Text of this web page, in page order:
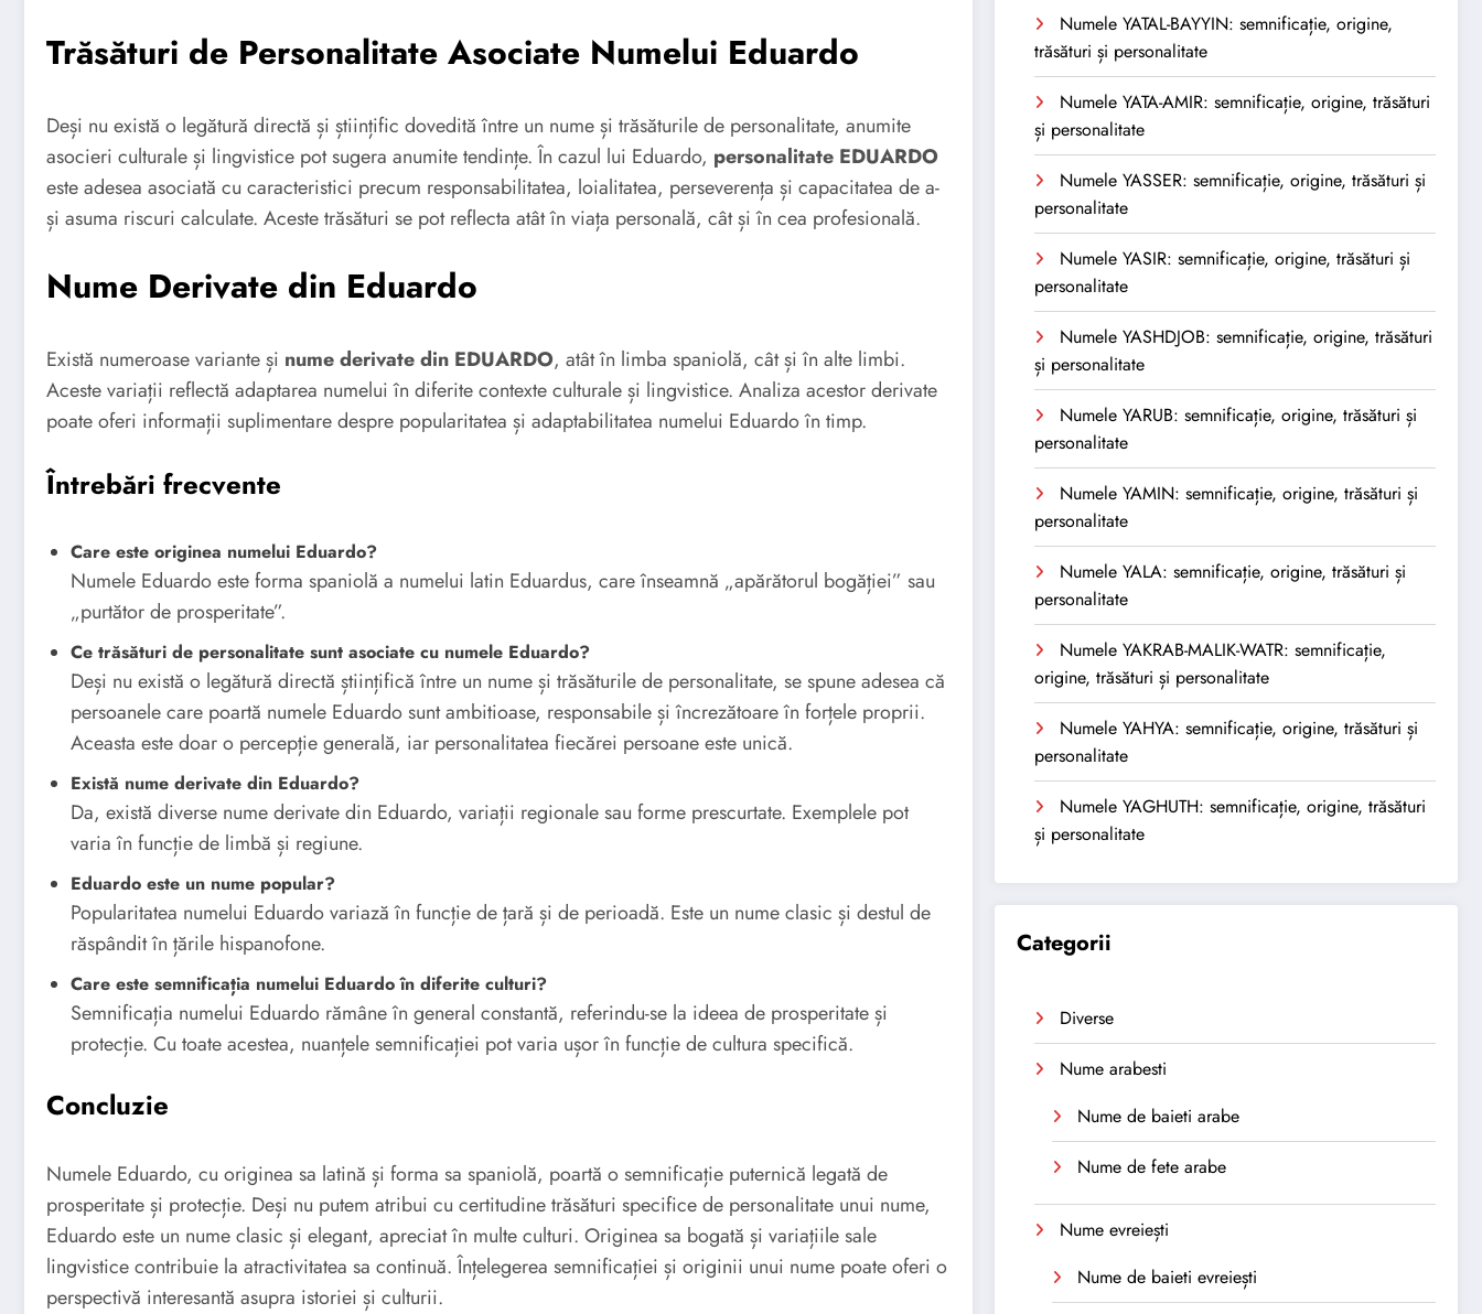
Trăsături de Personalitate Asociate Numelui Eduardo
Deși nu există o legătură directă și științific dovedită între un nume și trăsăturile de personalitate, anumite
asocieri culturale și lingvistice pot sugera anumite tendințe. În cazul lui Eduardo, personalitate EDUARDO
este adesea asociată cu caracteristici precum responsabilitatea, loialitatea, perseverența și capacitatea de a-
și asuma riscuri calculate. Aceste trăsături se pot reflecta atât în viața personală, cât și în cea profesională.
Nume Derivate din Eduardo
Există numeroase variante și nume derivate din EDUARDO, atât în limba spaniolă, cât și în alte limbi.
Aceste variații reflectă adaptarea numelui în diferite contexte culturale și lingvistice. Analiza acestor derivate
poate oferi informații suplimentare despre popularitatea și adaptabilitatea numelui Eduardo în timp.
Întrebări frecvente
Care este originea numelui Eduardo?
Numele Eduardo este forma spaniolă a numelui latin Eduardus, care înseamnă „apărătorul bogăției” sau
„purtător de prosperitate”.
Ce trăsături de personalitate sunt asociate cu numele Eduardo?
Deși nu există o legătură directă științifică între un nume și trăsăturile de personalitate, se spune adesea că
persoanele care poartă numele Eduardo sunt ambitioase, responsabile și încrezătoare în forțele proprii.
Aceasta este doar o percepție generală, iar personalitatea fiecărei persoane este unică.
Există nume derivate din Eduardo?
Da, există diverse nume derivate din Eduardo, variații regionale sau forme prescurtate. Exemplele pot
varia în funcție de limbă și regiune.
Eduardo este un nume popular?
Popularitatea numelui Eduardo variază în funcție de țară și de perioadă. Este un nume clasic și destul de
răspândit în țările hispanofone.
Care este semnificația numelui Eduardo în diferite culturi?
Semnificația numelui Eduardo rămâne în general constantă, referindu-se la ideea de prosperitate și
protecție. Cu toate acestea, nuanțele semnificației pot varia ușor în funcție de cultura specifică.
Concluzie
Numele Eduardo, cu originea sa latină și forma sa spaniolă, poartă o semnificație puternică legată de
prosperitate și protecție. Deși nu putem atribui cu certitudine trăsături specifice de personalitate unui nume,
Eduardo este un nume clasic și elegant, apreciat în multe culturi. Originea sa bogată și variațiile sale
lingvistice contribuie la atractivitatea sa continuă. Înțelegerea semnificației și originii unui nume poate oferi o
perspectivă interesantă asupra istoriei și culturii.
Numele YATAL-BAYYIN: semnificație, origine,
trăsături și personalitate
Numele YATA-AMIR: semnificație, origine, trăsături
și personalitate
Numele YASSER: semnificație, origine, trăsături și
personalitate
Numele YASIR: semnificație, origine, trăsături și
personalitate
Numele YASHDJOB: semnificație, origine, trăsături
și personalitate
Numele YARUB: semnificație, origine, trăsături și
personalitate
Numele YAMIN: semnificație, origine, trăsături și
personalitate
Numele YALA: semnificație, origine, trăsături și
personalitate
Numele YAKRAB-MALIK-WATR: semnificație,
origine, trăsături și personalitate
Numele YAHYA: semnificație, origine, trăsături și
personalitate
Numele YAGHUTH: semnificație, origine, trăsături
și personalitate
Categorii
Diverse
Nume arabesti
Nume de baieti arabe
Nume de fete arabe
Nume evreiești
Nume de baieti evreiești